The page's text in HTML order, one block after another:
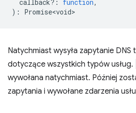
callback? : function,
) : Promise<void>
Natychmiast wysyła zapytanie DNS
dotyczące wszystkich typów usług.
wywołana natychmiast. Później
zapytania i wywołane zdarzenia